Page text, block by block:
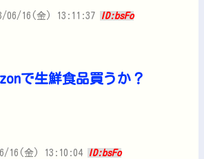
06/16(金) 13:11:37 ID:bsFo
で生鮮食品買うか？
16(金) 13:10:04 ID:bsFo